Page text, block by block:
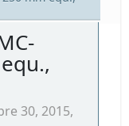
30, 2015,